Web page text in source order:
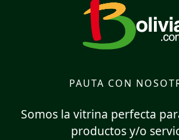
PAUTA CON
Somos la vitrina perfecta
productos y/o